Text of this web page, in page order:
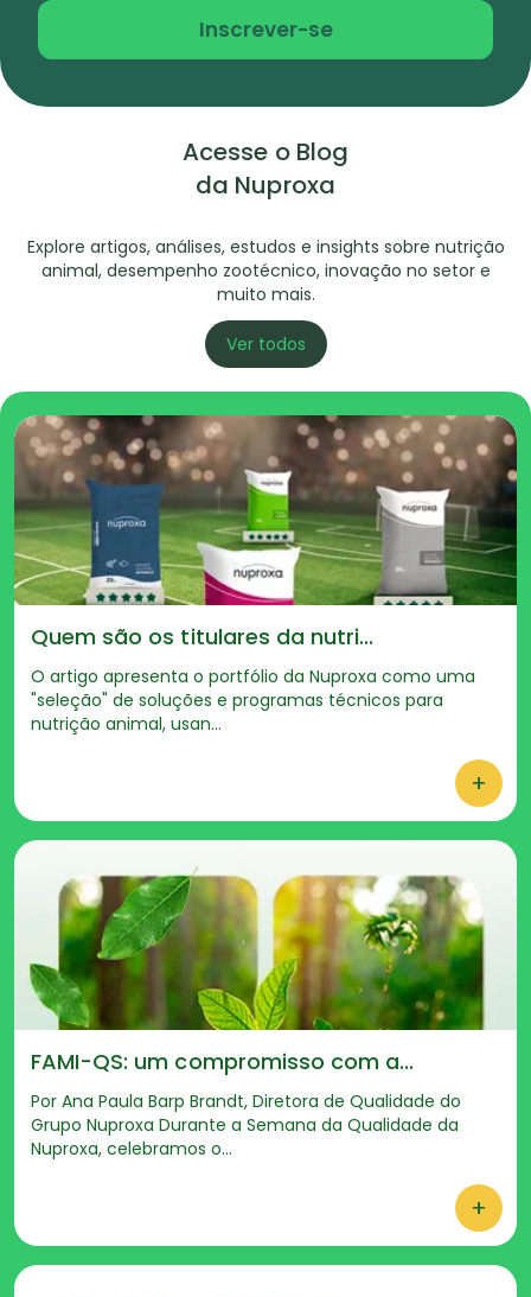
Inscrever-se
Acesse o Blog
da Nuproxa
Explore artigos, análises, estudos e insights sobre nutrição
animal, desempenho zootécnico, inovação no setor e
muito mais.
Ver todos
Quem são os titulares da nutri...
O artigo apresenta o portfólio da Nuproxa como uma
"seleção" de soluções e programas técnicos para
nutrição animal, usan...
+
FAMI-QS: um compromisso com a...
Por Ana Paula Barp Brandt, Diretora de Qualidade do
Grupo Nuproxa Durante a Semana da Qualidade da
Nuproxa, celebramos o...
+